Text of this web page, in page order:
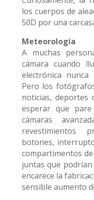
los cuerpos de
50D por una
Meteorología
A muchas
cámara cuando
electrónica
Pero los
noticias, deportes
esperar que
cámaras
revestimientos
botones,
compartimentos
juntas que
encarece la
sensible aumento